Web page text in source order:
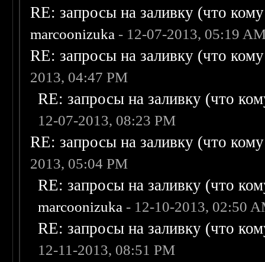
RE: запросы на заливку (что
marcoonizuka - 12-07-2013, 05:19
RE: запросы на заливку (что
2013, 04:47 PM
RE: запросы на заливку (что
12-07-2013, 08:23 PM
RE: запросы на заливку (что
2013, 05:04 PM
RE: запросы на заливку (что
marcoonizuka - 12-10-2013, 02:50
RE: запросы на заливку (что
12-11-2013, 08:51 PM